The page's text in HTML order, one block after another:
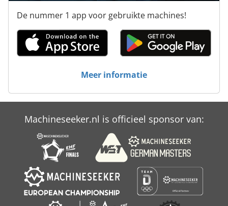
De nummer 1 app voor gebruikte machines!
Meer informatie
Machineseeker.nl is officieel sponsor van: